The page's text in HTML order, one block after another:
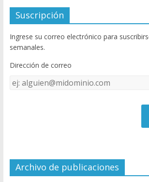
e
b
o
o
k
itt
er
u
T
u
e
C
el
Suscripción
Ingrese su correo electrónico para
semanales.
Dirección de correo
Dirección
de
Archivo de publicaciones